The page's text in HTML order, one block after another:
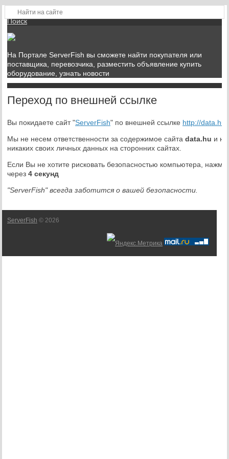
Поиск
На Портале ServerFish вы сможете найти покупателя или
поставщика, перевозчика, разместить объявление купить
оборудование, узнать новости
Переход по внешней ссылке
Вы покидаете сайт "ServerFish" по внешней ссылке http://data.hu
Мы не несем ответственности за содержимое сайта data.hu и
никаких своих личных данных на сторонних сайтах.
Если Вы не хотите рисковать безопасностью компьютера,
через 4 секунд
"ServerFish" всегда заботится о вашей безопасности.
ServerFish © 2026